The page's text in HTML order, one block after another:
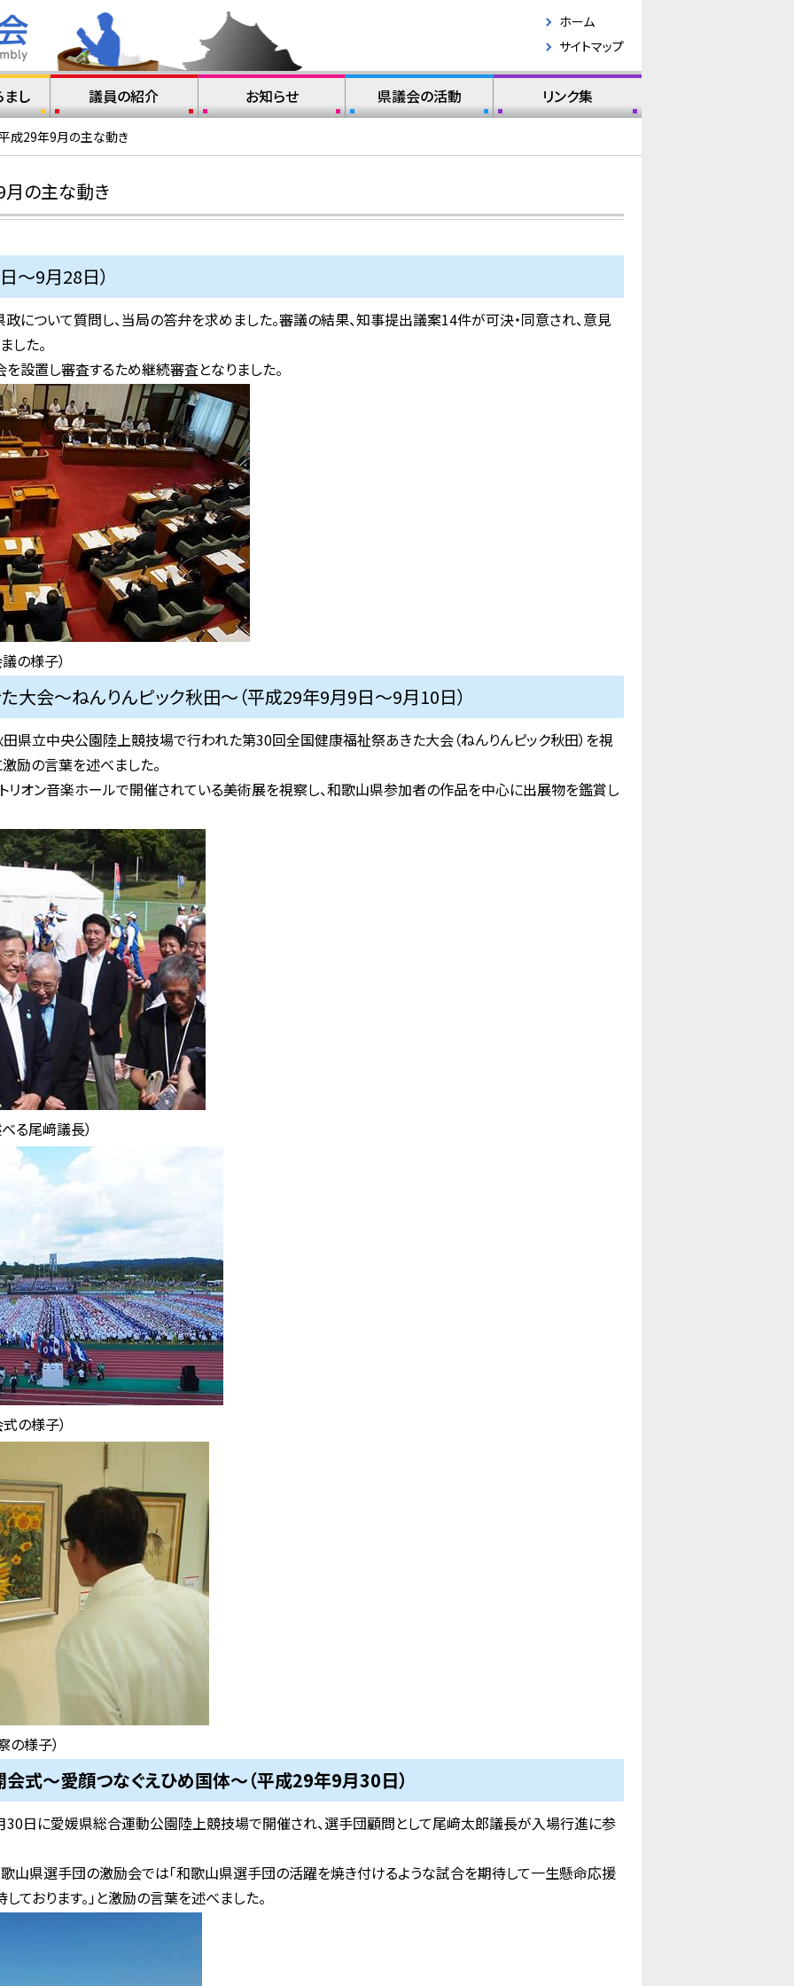
ホーム
サイトマップ
し 議員の紹介 お知らせ 県議会の活動 リンク集
成29年9月の主な動き
の主な動き
～9月28日）
について質問し、当局の答弁を求めました。審議の結果、知事提出議案14件が可決・同意され、意見
した。
設置し審査するため継続審査となりました。
の様子）
大会～ねんりんピック秋田～（平成29年9月9日～9月10日）
県立中央公園陸上競技場で行われた第30回全国健康福祉祭あきた大会（ねんりんピック秋田）を視
励の言葉を述べました。
リオン音楽ホールで開催されている美術展を視察し、和歌山県参加者の作品を中心に出展物を鑑賞し
る尾﨑議長）
の様子）
の様子）
式～愛顔つなぐえひめ国体～（平成29年9月30日）
日に愛媛県総合運動公園陸上競技場で開催され、選手団顧問として尾﨑太郎議長が入場行進に参
山県選手団の激励会では「和歌山県選手団の活躍を焼き付けるような試合を期待して一生懸命応援
ております。」と激励の言葉を述べました。